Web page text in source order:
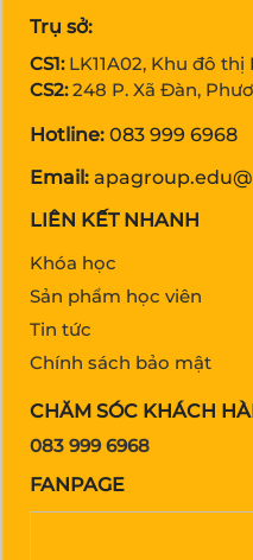
Trụ sở:
CS1: LK11A02, Khu đô
CS2: 248 P. Xã Đàn,
Hotline: 083 999 6968
Email:
LIÊN KẾT NHANH
Khóa học
Sản phẩm học viên
Tin tức
Chính sách bảo mật
CHĂM SÓC KHÁCH
083 999 6968
FANPAGE